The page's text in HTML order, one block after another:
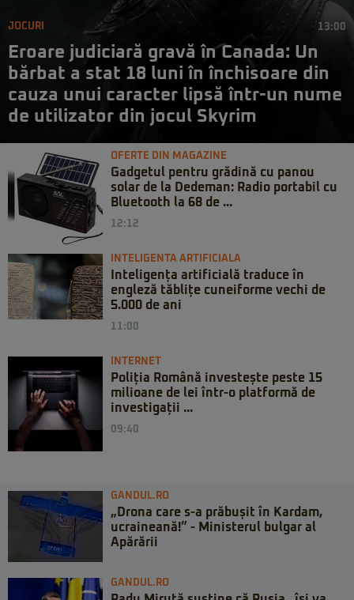
JOCURI 13:00
Eroare judiciară gravă în Canada: Un
bărbat a stat 18 luni în închisoare din
cauza unui caracter lipsă într-un nume
de utilizator din jocul Skyrim
OFERTE DIN MAGAZINE
Gadgetul pentru grădină cu panou
solar de la Dedeman: Radio portabil cu
Bluetooth la 68 de ...
12:12
INTELIGENTA ARTIFICIALA
Inteligența artificială traduce în
engleză tăblițe cuneiforme vechi de
5.000 de ani
11:00
INTERNET
Poliția Română investește peste 15
milioane de lei într-o platformă de
investigații ...
09:40
GANDUL.RO
„Drona care s-a prăbușit în Kardam,
ucraineană!” - Ministerul bulgar al
Apărării
GANDUL.RO